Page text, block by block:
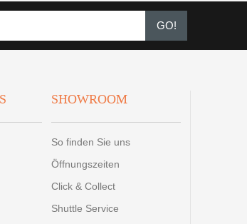
GO!
SHOWROOM
So finden Sie uns
Öffnungszeiten
Click & Collect
Shuttle Service